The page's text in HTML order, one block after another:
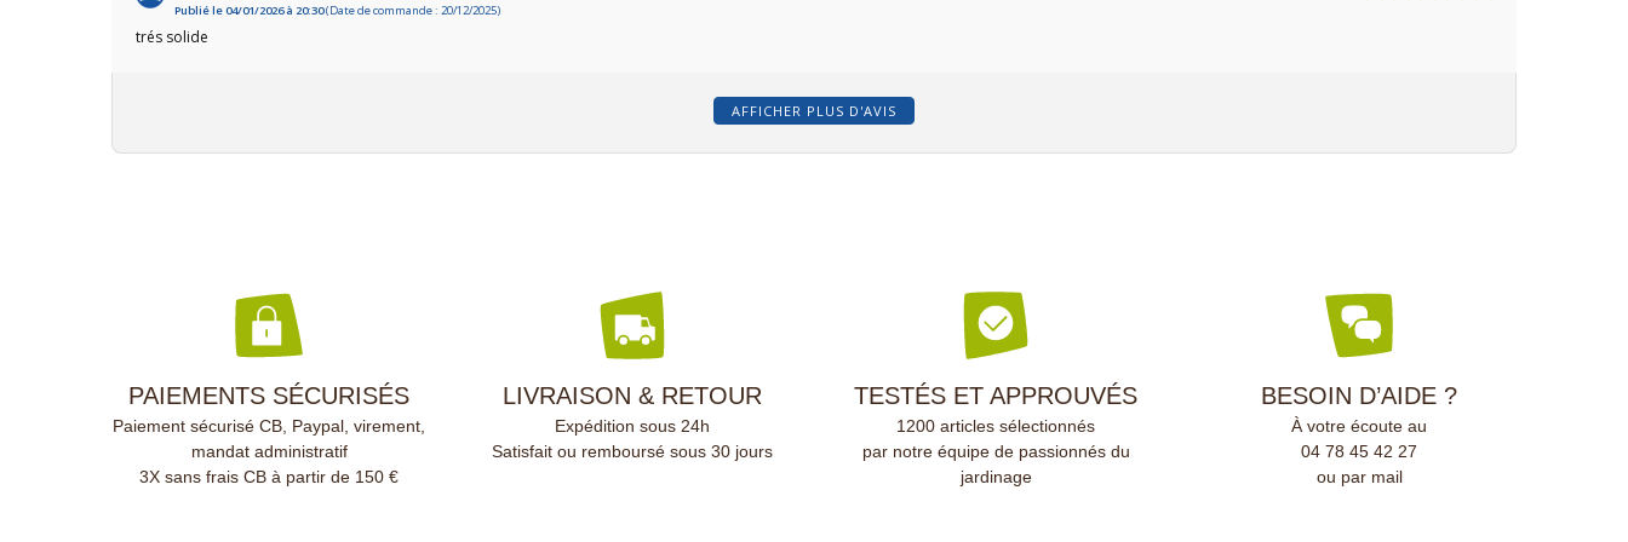
Publié le 04/01/2026 à 20:30(Date de commande : 20/12/2025)
trés solide
AFFICHER PLUS D'AVIS
PAIEMENTS SÉCURISÉS
Paiement sécurisé CB, Paypal, virement,
mandat administratif
3X sans frais CB à partir de 150 €
LIVRAISON & RETOUR
Expédition sous 24h
Satisfait ou remboursé sous 30 jours
TESTÉS ET APPROUVÉS
1200 articles sélectionnés
par notre équipe de passionnés du
jardinage
BESOIN D’AIDE ?
À votre écoute au
04 78 45 42 27
ou par mail